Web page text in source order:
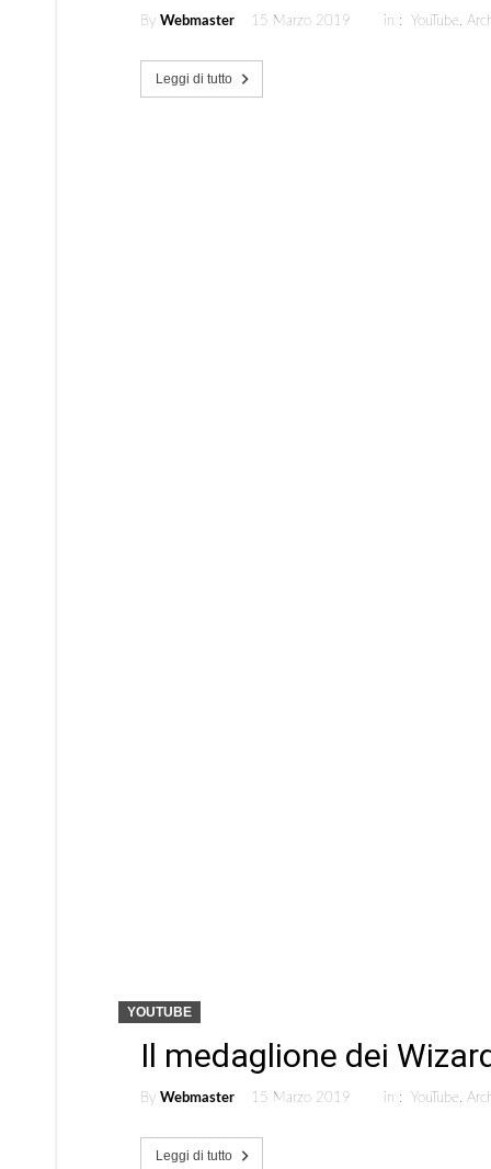
By Webmaster 15 Marzo 2019 in : YouTube,
Leggi di tutto
YOUTUBE
Il medaglione dei
By Webmaster 15 Marzo 2019 in : YouTube,
Leggi di tutto